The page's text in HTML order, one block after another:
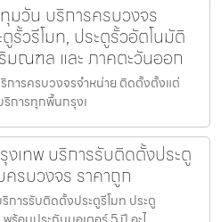
มวัน บริการครบวงจร
รั้วรีโมท, ประตูรั้วอัตโนมัติ
ณฑล และ ภาคตะวันออก
ารครบวงจรจำหน่าย ติดตั้งตั้งแต่
ริการทุกพื้นกรุงเ
เทพ บริการรับติดตั้งประตู
รบวงจร ราคาถูก
การรับติดตั้งประตูรีโมท ประตู